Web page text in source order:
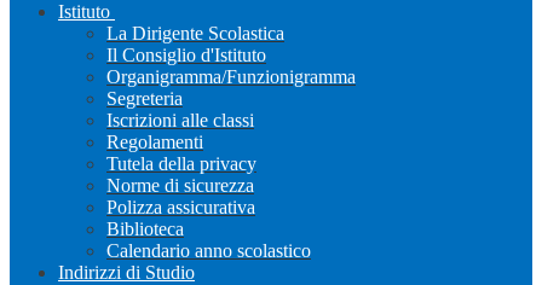
Istituto
La Dirigente Scolastica
Il Consiglio d'Istituto
Organigramma/Funzionigramma
Segreteria
Iscrizioni alle classi
Regolamenti
Tutela della privacy
Norme di sicurezza
Polizza assicurativa
Biblioteca
Calendario anno scolastico
Indirizzi di Studio